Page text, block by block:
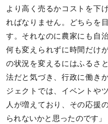
より高く売るかコストを下
ればなりません。どちらを
す。それなのに農家にも自
何も変えられずに時間だけ
の状況を変えるにはふるさ
法だと気づき、行政に働き
ジェクトでは、イベントや
人が増えており、その応援
られないかと思ったのです」